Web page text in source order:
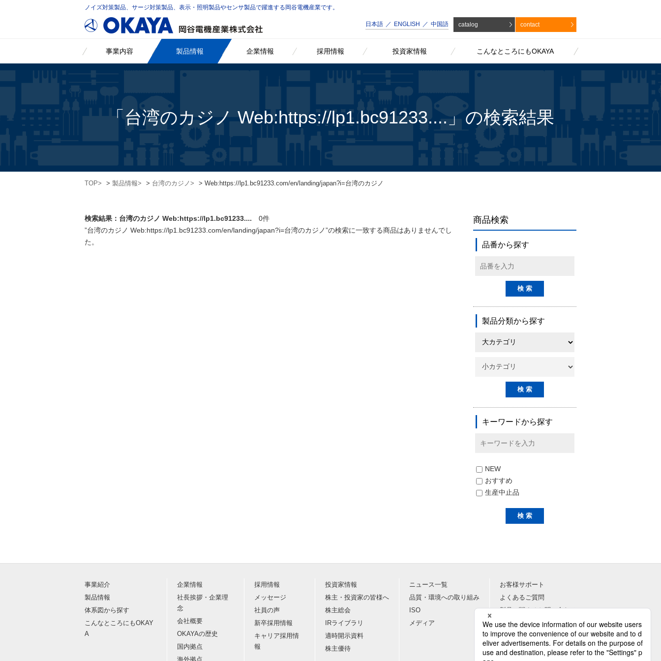
ノイズ対策製品、サージ対策製品、表示・照明製品やセンサ製品で躍進する岡谷電機産業です。
日本語 ENGLISH 中国語 catalog contact
事業内容 製品情報 企業情報 採用情報 投資家情報 こんなところにもOKAYA
「台湾のカジノ Web:https://lp1.bc91233....」の検索結果
TOP > 製品情報 > 台湾のカジノ > Web:https://lp1.bc91233.com/en/landing/japan?i=台湾のカジノ
検索結果：台湾のカジノ Web:https://lp1.bc91233.... 0件
”台湾のカジノ Web:https://lp1.bc91233.com/en/landing/japan?i=台湾のカジノ”の検索に一致する商品はありませんでし
た。
商品検索
品番から探す
製品分類から探す
キーワードから探す
NEW
おすすめ
生産中止品
事業紹介
製品情報
体系図から探す
こんなところにもOKAY
A
企業情報
社長挨拶・企業理
念
会社概要
OKAYAの歴史
国内拠点
海外拠点
採用情報
メッセージ
社員の声
新卒採用情報
キャリア採用情
報
投資家情報
株主・投資家の皆様へ
株主総会
IRライブラリ
適時開示資料
株主優待
ニュース一覧
品質・環境への取り組み
ISO
メディア
お客様サポート
よくあるご質問
製品に関するお問い合わせ
採用に関するお問い合わせ
総合お問い合わせ